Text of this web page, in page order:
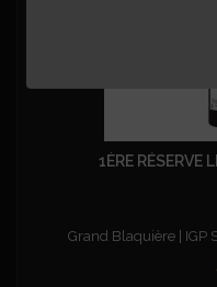
1ÈRE RÉSERVE
Grand Blaquière | IGP